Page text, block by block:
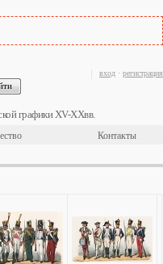
вход · регистрация
графики XV-XXвв.
Контакты